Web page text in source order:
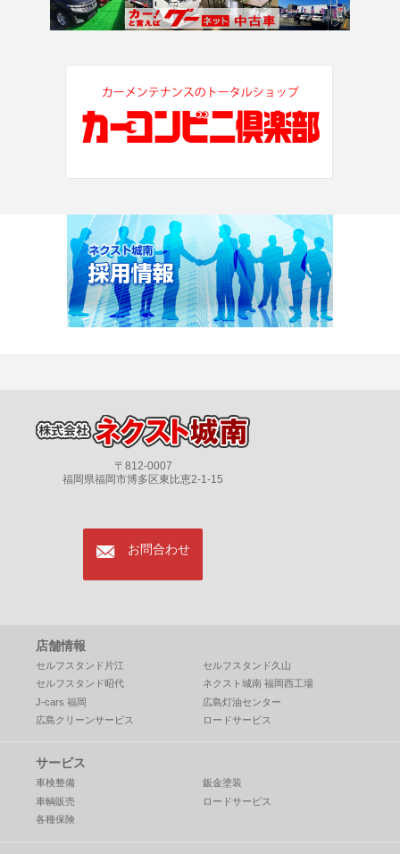
〒812-0007
福岡県福岡市博多区東比恵2-1-15
mail お問合わせ
店舗情報
セルフスタンド片江
セルフスタンド久山
セルフスタンド昭代
ネクスト城南 福岡西工場
J-cars 福岡
広島灯油センター
広島クリーンサービス
ロードサービス
サービス
車検整備
鈑金塗装
車輌販売
ロードサービス
各種保険